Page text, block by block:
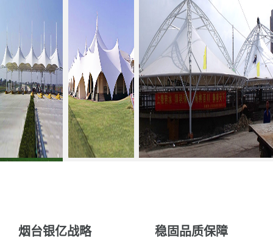
烟台银亿战略 稳固品质保障